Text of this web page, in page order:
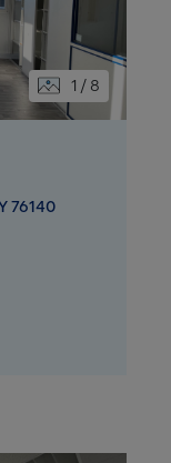
1 / 8
76140